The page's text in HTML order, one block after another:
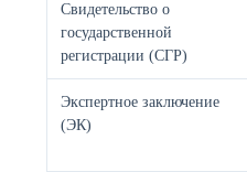
Свидетельство о
государственной
регистрации (СГР)
Экспертное заключение
(ЭК)